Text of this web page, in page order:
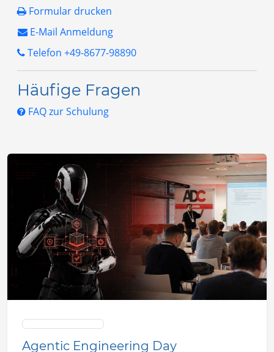
Formular drucken
E-Mail Anmeldung
Telefon +49-8677-98890
Häufige Fragen
FAQ zur Schulung
Agentic Engineering Day